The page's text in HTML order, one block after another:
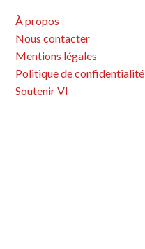
À propos
Nous contacter
Mentions légales
Politique de confidentialité
Soutenir VI